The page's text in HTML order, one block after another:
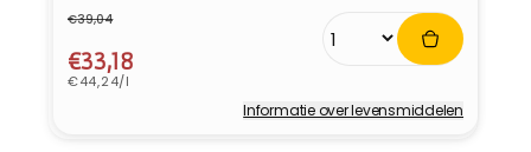
Normale
prijs
€39,04
Aanbiedingsprijs
€33,18
Eenheidsprijs
€44,24/l
Informatie over levensmiddelen